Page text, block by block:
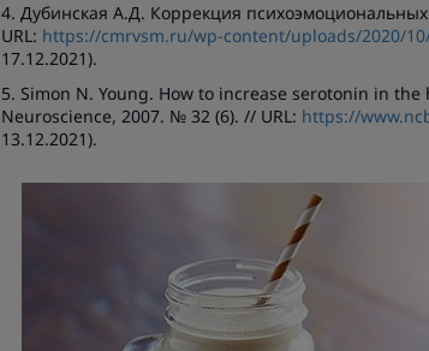
4. Дубинская А.Д. Коррекция
URL: https://cmrvsm.ru/wp-content/uploads/2020/
17.12.2021).
5. Simon N. Young. How to increase serotonin in
Neuroscience, 2007. № 32 (6). // URL: https://
13.12.2021).